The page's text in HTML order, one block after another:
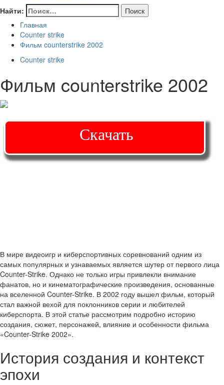
Найти:
Главная
Counter strike
Фильм counterstrike 2002
Counter strike
Фильм counterstrike 2002
Скачать
В мире видеоигр и киберспортивных соревнований одним из
самых популярных и узнаваемых является шутер от первого лица
Counter-Strike. Однако не только игры привлекли внимание
фанатов, но и кинематографические произведения, основанные
на вселенной Counter-Strike. В 2002 году вышел фильм, который
стал важной вехой для поклонников серии и любителей
киберспорта. В этой статье рассмотрим подробно историю
создания, сюжет, персонажей, влияние и особенности фильма
«Counter-Strike 2002».
История создания и контекст
эпохи